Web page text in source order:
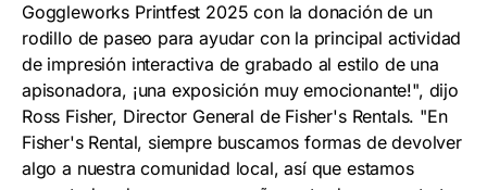
Goggleworks Printfest 2025 con la donación de un
rodillo de paseo para ayudar con la principal actividad
de impresión interactiva de grabado al estilo de una
apisonadora, ¡una exposición muy emocionante!", dijo
Ross Fisher, Director General de Fisher's Rentals. "En
Fisher's Rental, siempre buscamos formas de devolver
algo a nuestra comunidad local, así que estamos